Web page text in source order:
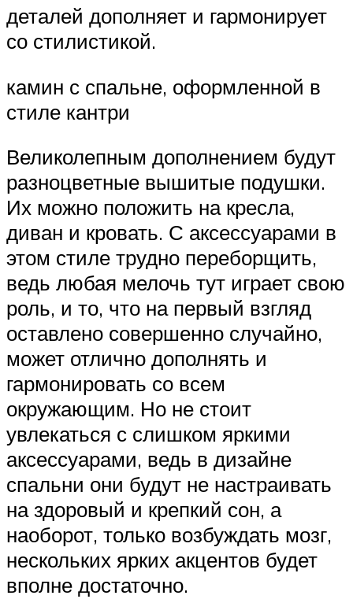
деталей дополняет и гармонирует
со стилистикой.
камин с спальне, оформленной в
стиле кантри
Великолепным дополнением будут
разноцветные вышитые подушки.
Их можно положить на кресла,
диван и кровать. С аксессуарами в
этом стиле трудно переборщить,
ведь любая мелочь тут играет свою
роль, и то, что на первый взгляд
оставлено совершенно случайно,
может отлично дополнять и
гармонировать со всем
окружающим. Но не стоит
увлекаться с слишком яркими
аксессуарами, ведь в дизайне
спальни они будут не настраивать
на здоровый и крепкий сон, а
наоборот, только возбуждать мозг,
нескольких ярких акцентов будет
вполне достаточно.